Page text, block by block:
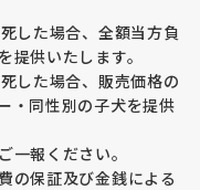
した場合、全額当方負
供いたします。
した場合、販売価格の
・同性別の子犬を提供
一報ください。
の保証及び金銭による